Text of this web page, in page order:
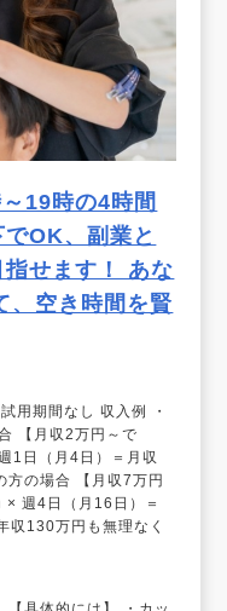
19時の4時間
OK、副業と
せます！ あな
、空き時間を賢
用期間なし 収入例 ・
【月収2万円～で
1日（月4日）＝月収
の場合 【月収7万円
週4日（月16日）＝
130万円も無理なく